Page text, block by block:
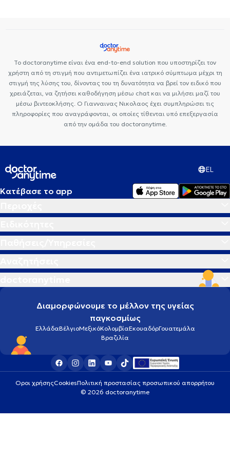
Το doctoranytime είναι ένα end-to-end solution που υποστηρίζει τον
χρήστη από τη στιγμή που αντιμετωπίζει ένα ιατρικό σύμπτωμα μέχρι τη
στιγμή της λύσης του, δίνοντας του τη δυνατότητα να βρεί τον ειδικό που
χρειάζεται, να ζητήσει καθοδήγηση μέσω chat και να μιλήσει μαζί του
μέσω βιντεοκλήσης. Ο Γιανναινας Νικολαος έχει συμπληρώσει τις
πληροφορίες που αναγράφονται, οι οποίες τίθενται υπό επεξεργασία
από την ομάδα του doctoranytime.
EL
Κατέβασε το app
Διαμορφώνουμε το μέλλον της υγείας
παγκοσμίως
ΕλλάδαΒέλγιοΜεξικόΚολομβίαΕκουαδόρΓουατεμάλα
Βραζιλία
Οροι χρήσηςCookiesΠολιτική προστασίας προσωπικού απορρήτου
© 2026 doctoranytime